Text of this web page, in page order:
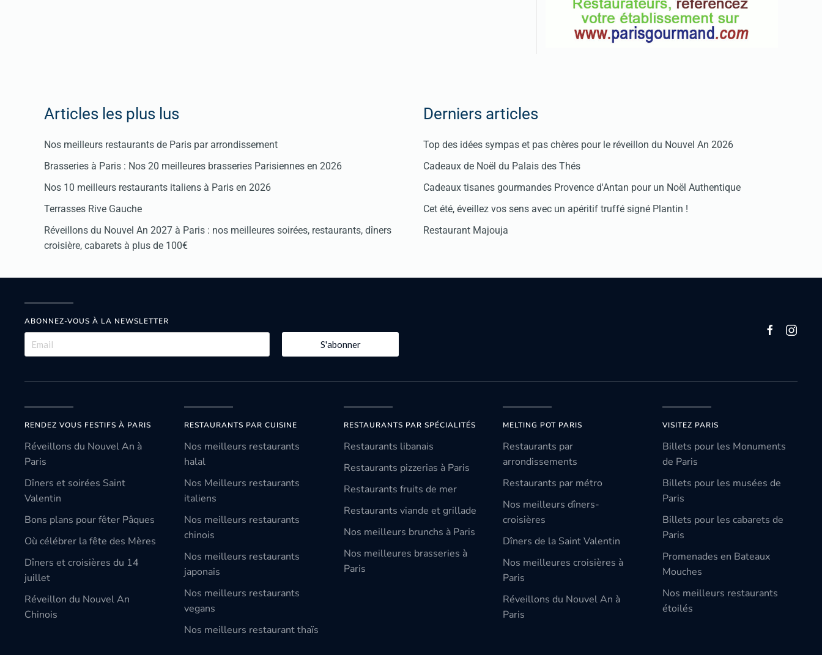
Articles les plus lus
Nos meilleurs restaurants de Paris par arrondissement
Brasseries à Paris : Nos 20 meilleures brasseries Parisiennes en 2026
Nos 10 meilleurs restaurants italiens à Paris en 2026
Terrasses Rive Gauche
Réveillons du Nouvel An 2027 à Paris : nos meilleures soirées, restaurants, dîners
croisière, cabarets à plus de 100€
Derniers articles
Top des idées sympas et pas chères pour le réveillon du Nouvel An 2026
Cadeaux de Noël du Palais des Thés
Cadeaux tisanes gourmandes Provence d'Antan pour un Noël Authentique
Cet été, éveillez vos sens avec un apéritif truffé signé Plantin !
Restaurant Majouja
ABONNEZ-VOUS À LA NEWSLETTER
S'abonner
RENDEZ VOUS FESTIFS À PARIS
Réveillons du Nouvel An à
Paris
Dîners et soirées Saint
Valentin
Bons plans pour fêter Pâques
Où célébrer la fête des Mères
Dîners et croisières du 14
juillet
Réveillon du Nouvel An
Chinois
RESTAURANTS PAR CUISINE
Nos meilleurs restaurants
halal
Nos Meilleurs restaurants
italiens
Nos meilleurs restaurants
chinois
Nos meilleurs restaurants
japonais
Nos meilleurs restaurants
vegans
Nos meilleurs restaurant thaïs
RESTAURANTS PAR SPÉCIALITÉS
Restaurants libanais
Restaurants pizzerias à Paris
Restaurants fruits de mer
Restaurants viande et grillade
Nos meilleurs brunchs à Paris
Nos meilleures brasseries à
Paris
MELTING POT PARIS
Restaurants par
arrondissements
Restaurants par métro
Nos meilleurs dîners-
croisières
Dîners de la Saint Valentin
Nos meilleures croisières à
Paris
Réveillons du Nouvel An à
Paris
VISITEZ PARIS
Billets pour les Monuments
de Paris
Billets pour les musées de
Paris
Billets pour les cabarets de
Paris
Promenades en Bateaux
Mouches
Nos meilleurs restaurants
étoilés